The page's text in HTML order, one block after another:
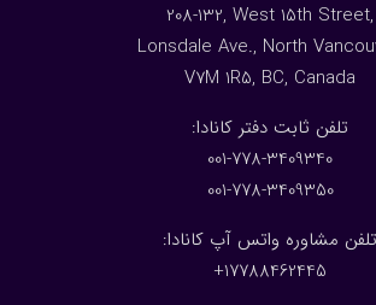
208-132, West 15th Street,
Lonsdale Ave., North
V7M 1R5, BC, Canada
:تلفن ثابت دفتر کانادا
001-778-3409340
001-778-3409350
تلفن مشاوره واتس آپ کانادا:
17788462445+